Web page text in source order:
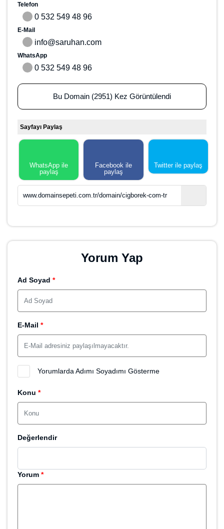
Telefon
0 532 549 48 96
E-Mail
info@saruhan.com
WhatsApp
0 532 549 48 96
Bu Domain (2951) Kez Görüntülendi
Sayfayı Paylaş
WhatsApp ile
paylaş
Facebook ile
paylaş
Twitter ile paylaş
www.domainsepeti.com.tr/domain/cigborek-com-tr
Yorum Yap
Ad Soyad *
E-Mail *
Yorumlarda Adımı Soyadımı Gösterme
Konu *
Değerlendir
Yorum *